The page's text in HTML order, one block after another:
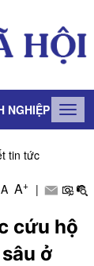
NGHIỆP LAO
tin tức
A A+ |
cứu hộ
ở